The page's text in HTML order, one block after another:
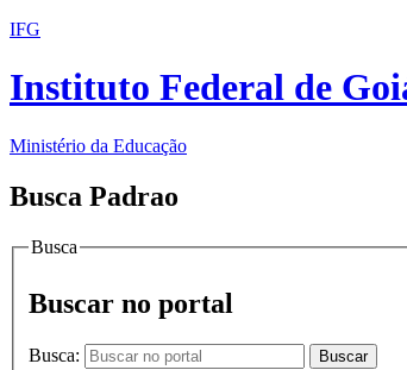
IFG
Instituto Federal de
Ministério da Educação
Busca Padrao
Busca
Buscar no portal
Busca: Buscar